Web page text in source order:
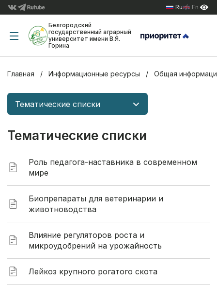
Ru En
Белгородский
государственный аграрный
университет имени В.Я.
Горина
Главная Информационные ресурсы Общая
Тематические списки
Тематические списки
Роль педагога-наставника в современном
мире
Биопрепараты для ветеринарии и
животноводства
Влияние регуляторов роста и
микроудобрений на урожайность
Лейкоз крупного рогатого скота